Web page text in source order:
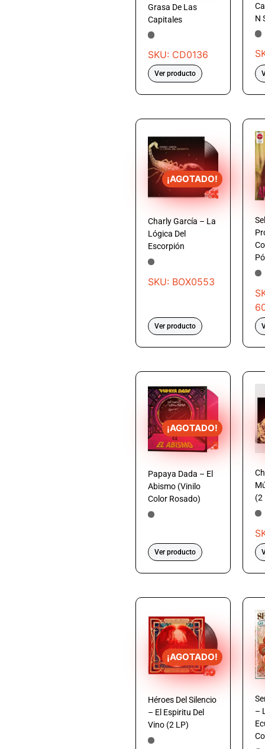
Grasa De Las
Capitales
SKU: CD0136
Ver producto
N
¡AGOTADO!
Charly García – La
Lógica Del
Escorpión
SKU: BOX0553
Ver producto
¡AGOTADO!
Papaya Dada – El
Abismo (Vinilo
Color Rosado)
Ver producto
(2
¡AGOTADO!
Héroes Del Silencio
– El Espiritu Del
Vino (2 LP)
–